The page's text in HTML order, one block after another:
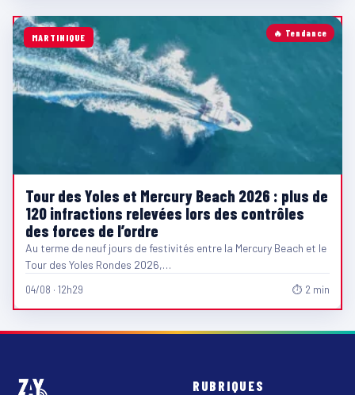
🔥 Tendance
MARTINIQUE
Tour des Yoles et Mercury Beach 2026 : plus de
120 infractions relevées lors des contrôles
des forces de l’ordre
Au terme de neuf jours de festivités entre la Mercury Beach et le
Tour des Yoles Rondes 2026,…
04/08 · 12h29 ⏱ 2 min
RUBRIQUES